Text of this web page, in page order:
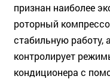
признан наиболее
роторный
стабильную работу,
контролирует
кондиционера с